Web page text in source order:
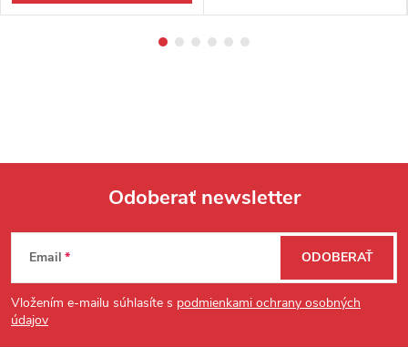
Zápätie
Odoberať newsletter
Email
Vložením e-mailu súhlasíte s podmienkami ochrany osobných
údajov
ODOBERAŤ